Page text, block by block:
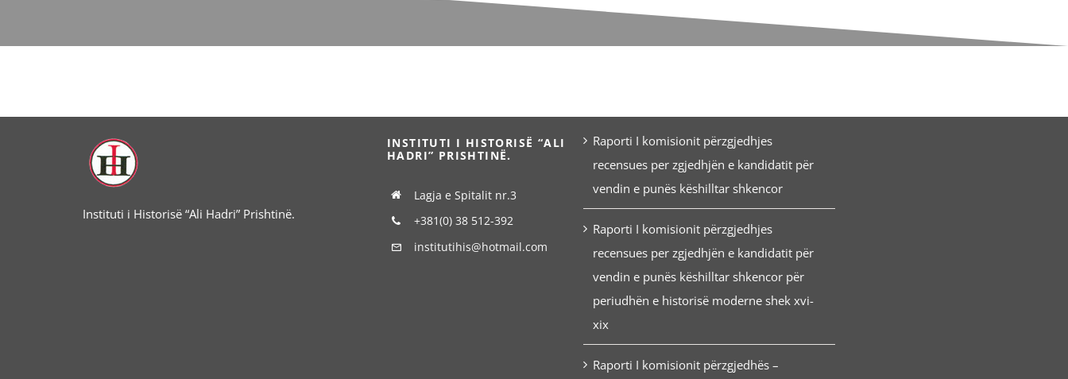
Instituti i Historisë “Ali Hadri” Prishtinë.
INSTITUTI I HISTORISË “ALI
HADRI” PRISHTINË.
Lagja e Spitalit nr.3
+381(0) 38 512-392
institutihis@hotmail.com
Raporti I komisionit përzgjedhjes
recensues per zgjedhjën e kandidatit për
vendin e punës këshilltar shkencor
Raporti I komisionit përzgjedhjes
recensues per zgjedhjën e kandidatit për
vendin e punës këshilltar shkencor për
periudhën e historisë moderne shek xvi-
xix
Raporti I komisionit përzgjedhës –